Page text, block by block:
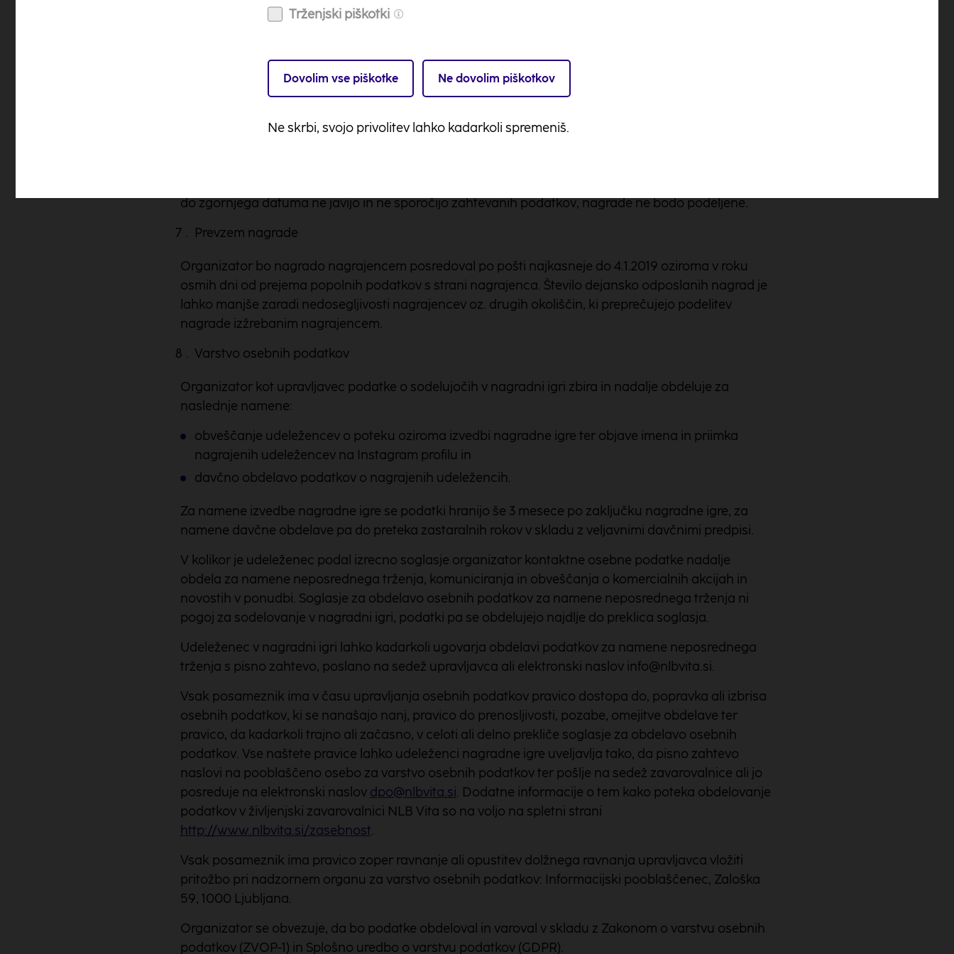
upravičeni zahtevati gotovinske protivrednosti osvojenih nagrad. Davki in akontacija dohodnine.
Objava in obveščanje nagrajencev
Organizator nagradne igre bo najkasneje 18.12.2018 do 16:00 ure na svojem Instagram profilu objavil
do zgornjega datuma ne javijo in ne sporočijo zahtevanih podatkov, nagrade ne bodo podeljene.
Prevzem nagrade
Organizator bo nagrado nagrajencem posredoval po pošti najkasneje do 4.1.2019 oziroma v roku
osmih dni od prejema popolnih podatkov s strani nagrajenca. Število dejansko odposlanih nagrad je
lahko manjše zaradi nedosegljivosti nagrajencev oz. drugih okoliščin, ki preprečujejo podelitev
nagrade izžrebanim nagrajencem.
Varstvo osebnih podatkov
Organizator kot upravljavec podatke o sodelujočih v nagradni igri zbira in nadalje obdeluje za
naslednje namene:
obveščanje udeležencev o poteku oziroma izvedbi nagradne igre ter objave imena in priimka
nagrajenih udeležencev na Instagram profilu in
davčno obdelavo podatkov o nagrajenih udeležencih.
Za namene izvedbe nagradne igre se podatki hranijo še 3 mesece po zaključku nagradne igre, za
namene davčne obdelave pa do preteka zastaralnih rokov v skladu z veljavnimi davčnimi predpisi.
V kolikor je udeleženec podal izrecno soglasje organizator kontaktne osebne podatke nadalje
obdela za namene neposrednega trženja, komuniciranja in obveščanja o komercialnih akcijah in
novostih v ponudbi. Soglasje za obdelavo osebnih podatkov za namene neposrednega trženja ni
pogoj za sodelovanje v nagradni igri, podatki pa se obdelujejo najdlje do preklica soglasja.
Udeleženec v nagradni igri lahko kadarkoli ugovarja obdelavi podatkov za namene neposrednega
trženja s pisno zahtevo, poslano na sedež upravljavca ali elektronski naslov info@nlbvita.si.
Vsak posameznik ima v času upravljanja osebnih podatkov pravico dostopa do, popravka ali izbrisa
osebnih podatkov, ki se nanašajo nanj, pravico do prenosljivosti, pozabe, omejitve obdelave ter
pravico, da kadarkoli trajno ali začasno, v celoti ali delno prekliče soglasje za obdelavo osebnih
podatkov. Vse naštete pravice lahko udeleženci nagradne igre uveljavlja tako, da pisno zahtevo
naslovi na pooblaščeno osebo za varstvo osebnih podatkov ter pošlje na sedež zavarovalnice ali jo
posreduje na elektronski naslov dpo@nlbvita.si. Dodatne informacije o tem kako poteka obdelovanje
podatkov v življenjski zavarovalnici NLB Vita so na voljo na spletni strani
http://www.nlbvita.si/zasebnost.
Vsak posameznik ima pravico zoper ravnanje ali opustitev dolžnega ravnanja upravljavca vložiti
pritožbo pri nadzornem organu za varstvo osebnih podatkov: Informacijski pooblaščenec, Zaloška
59, 1000 Ljubljana.
Organizator se obvezuje, da bo podatke obdeloval in varoval v skladu z Zakonom o varstvu osebnih
podatkov (ZVOP-1) in Splošno uredbo o varstvu podatkov (GDPR).
Trženjski piškotki
Dovolim vse piškotke Ne dovolim piškotkov
Ne skrbi, svojo privolitev lahko kadarkoli spremeniš.